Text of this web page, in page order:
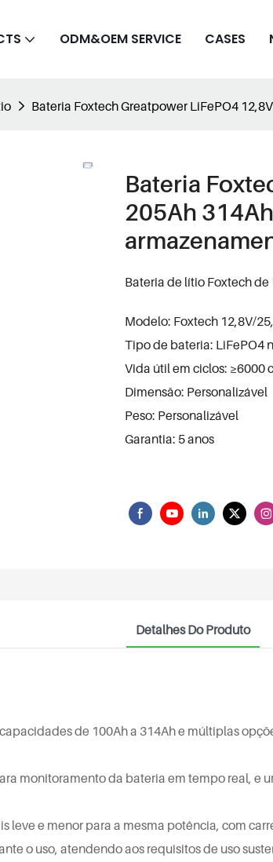
ODM&OEM SERVICE CASES
Bateria Foxtech Greatpower LiFePO4
Bateria
205Ah
Bateria de lítio Foxtech de
Modelo: Foxtech 12,8V/
Tipo de bateria: LiFePO4
Vida útil em ciclos: ≥6000
Dimensão: Personalizável
Peso: Personalizável
Garantia: 5 anos
Detalhes Do Produto
de 100Ah a 314Ah e múltiplas
monitoramento da bateria em tempo real, e
leve e menor para a mesma potência, com
o uso, atendendo aos requisitos de uso